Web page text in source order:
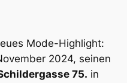
Mode-Highlight:
2024, seinen
75. in